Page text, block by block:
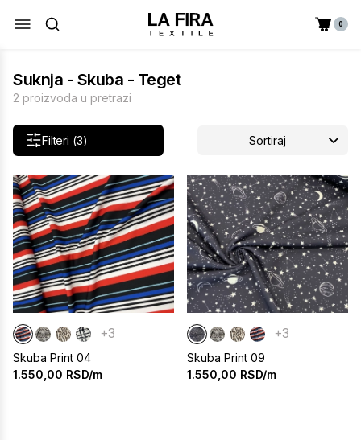
0
Suknja - Skuba - Teget
2 proizvoda u pretrazi
Filteri (3) Sortiraj
+3
Skuba Print 04
1.550,00 RSD/m
+3
Skuba Print 09
1.550,00 RSD/m